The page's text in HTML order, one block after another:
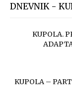
DNEVNIK -
KUPOLA.
KUPOLA –